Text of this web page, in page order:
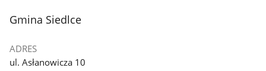
stopka
Gmina Siedlce
ADRES
ul. Asłanowicza 10